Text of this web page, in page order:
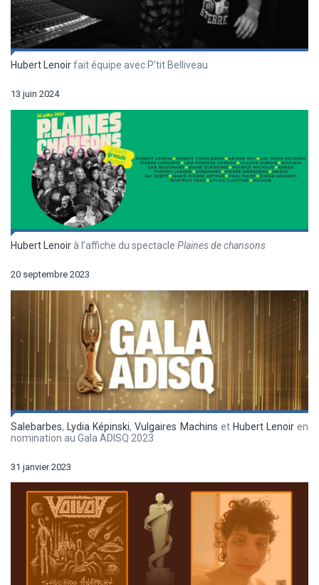
Hubert Lenoirfait équipe avec P’tit Belliveau
13 juin 2024
Hubert Lenoir à l’affiche du spectacle Plaines de chansons
20 septembre 2023
Salebarbes,Lydia Képinski,Vulgaires Machins et Hubert Lenoiren
nomination au Gala ADISQ 2023
31 janvier 2023